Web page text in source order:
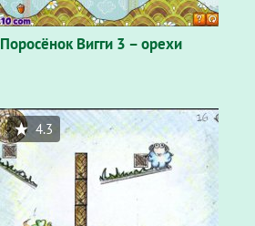
Поросёнок Вигги 3 – орехи
4.3